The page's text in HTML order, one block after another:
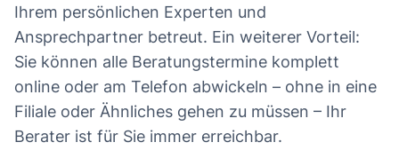
Ihrem persönlichen Experten und
Ansprechpartner betreut. Ein weiterer Vorteil:
Sie können alle Beratungstermine komplett
online oder am Telefon abwickeln – ohne in eine
Filiale oder Ähnliches gehen zu müssen – Ihr
Berater ist für Sie immer erreichbar.